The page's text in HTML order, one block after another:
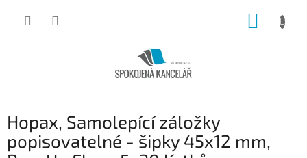
Hopax, Samolepící záložky
popisovatelné - šipky 45x12 mm,